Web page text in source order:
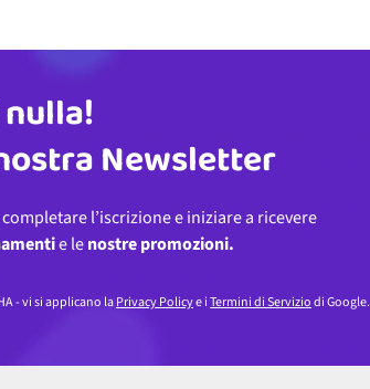
Newsletter
l’iscrizione e iniziare a ricevere
e lenostre promozioni.
- vi si applicano laPrivacy Policye iTermini di Serviziodi Google.